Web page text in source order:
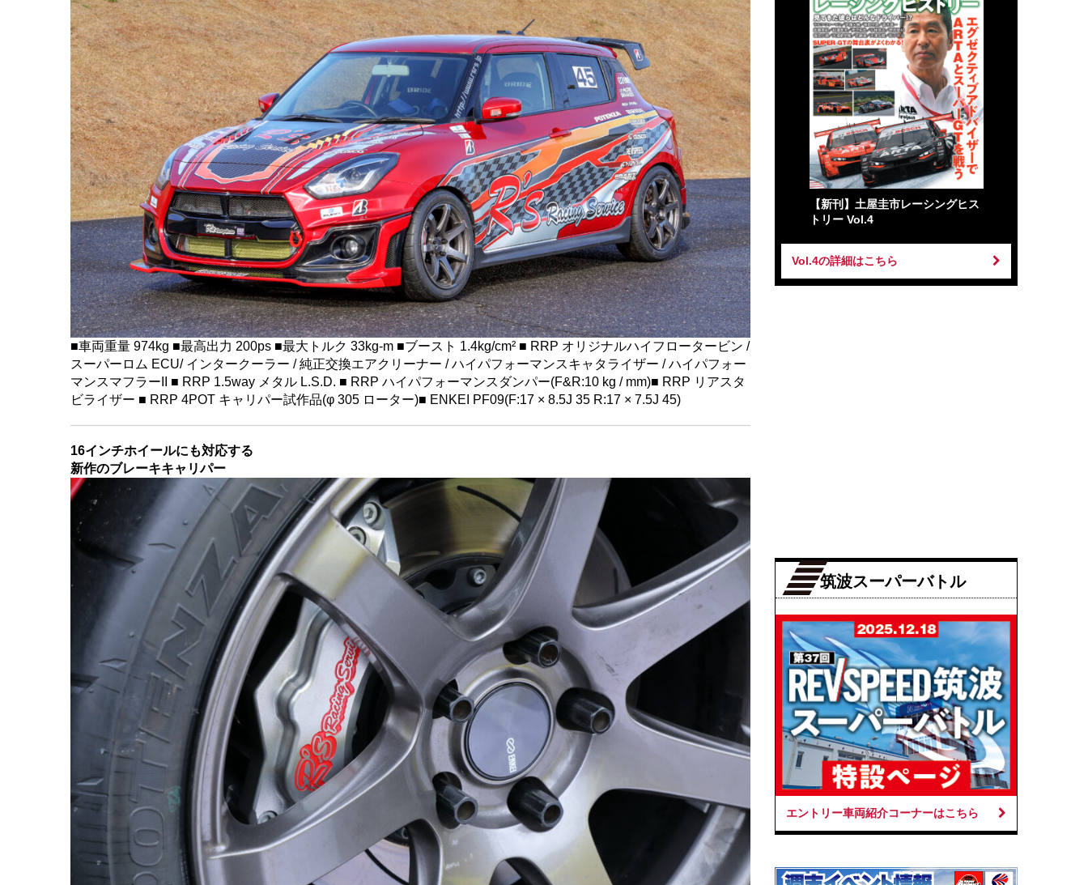
■車両重量 974kg ■最高出力 200ps ■最大トルク 33kg-m ■ブースト 1.4kg/cm² ■ RRP オリジナルハイフロータービン /
スーパーロム ECU/ インタークーラー / 純正交換エアクリーナー / ハイパフォーマンスキャタライザー / ハイパフォー
マンスマフラーII ■ RRP 1.5way メタル L.S.D. ■ RRP ハイパフォーマンスダンパー(F&R:10 kg / mm)■ RRP リアスタ
ビライザー ■ RRP 4POT キャリパー試作品(φ 305 ローター)■ ENKEI PF09(F:17 × 8.5J 35 R:17 × 7.5J 45)
16インチホイールにも対応する
新作のブレーキキャリパー
【新刊】土屋圭市レーシングヒス
トリー Vol.4
Vol.4の詳細はこちら
筑波スーパーバトル
エントリー車両紹介コーナーはこちら